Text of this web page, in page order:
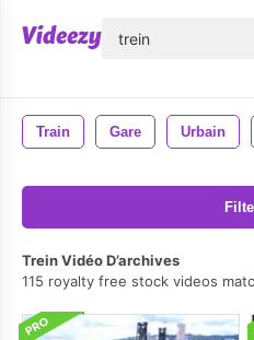
Train Gare Urbain
Trein Vidéo D’archives
115 royalty free stock videos